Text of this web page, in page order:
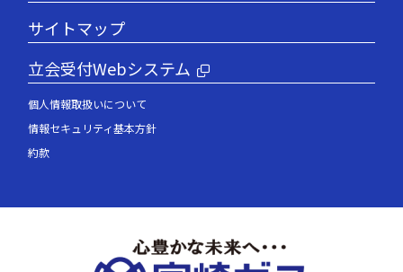
サイトマップ
立会受付Webシステム
個人情報取扱いについて
情報セキュリティ基本方針
約款